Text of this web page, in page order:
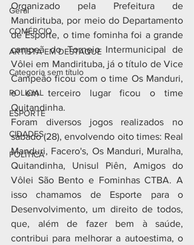
Geral
COMÉRCIO
ARTISTA EM DESTAQUE
Categoria sem título
POLICIAL
ESPORTE
CIDADES
POLÍTICA
Organizado pela Prefeitura de
Mandirituba, por meio do Departamento
de Esporte, o time fominha foi a grande
campeã do Torneio Intermunicipal de
Vôlei em Mandirituba, já o título de Vice
Campeão ficou com o time Os Manduri,
e em terceiro lugar ficou o time
Quitandinha.
Foram diversos jogos realizados no
sábado (28), envolvendo oito times: Real
Manduri, Facero's, Os Manduri, Muralha,
Quitandinha, Unisul Piên, Amigos do
Vôlei São Bento e Fominhas CTBA. A
isso chamamos de Esporte para o
Desenvolvimento, um direito de todos,
que, além de fazer bem à saúde,
contribui para melhorar a autoestima, o